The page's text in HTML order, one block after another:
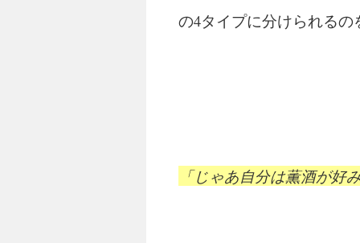
の4タイプに分けられるの
「じゃあ自分は薫酒が好